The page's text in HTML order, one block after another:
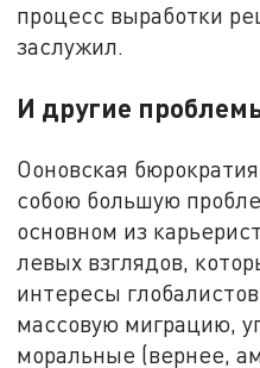
процесс выработки
заслужил.
И другие
Ооновская
собою большую
основном из
левых взглядов,
интересы
массовую миграцию,
моральные (вернее,